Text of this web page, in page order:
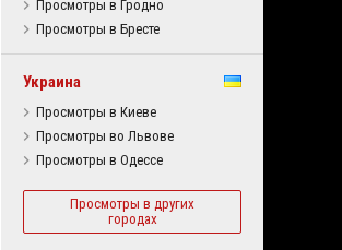
Просмотры в Гродно
Просмотры в Бресте
Украина
Просмотры в Киеве
Просмотры во Львове
Просмотры в Одессе
Просмотры в других
городах